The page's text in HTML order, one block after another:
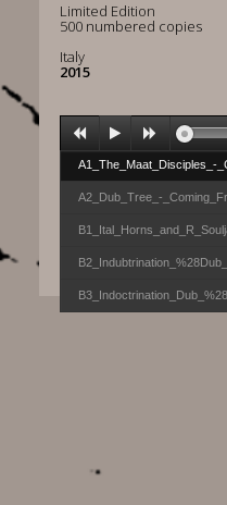
Limited Edition
500 numbered copies
Italy
2015
A1_The_Maat_Disciples_-
A2_Dub_Tree_-